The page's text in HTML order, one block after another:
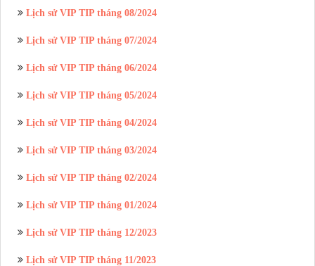
Lịch sử VIP TIP tháng 08/2024
Lịch sử VIP TIP tháng 07/2024
Lịch sử VIP TIP tháng 06/2024
Lịch sử VIP TIP tháng 05/2024
Lịch sử VIP TIP tháng 04/2024
Lịch sử VIP TIP tháng 03/2024
Lịch sử VIP TIP tháng 02/2024
Lịch sử VIP TIP tháng 01/2024
Lịch sử VIP TIP tháng 12/2023
Lịch sử VIP TIP tháng 11/2023